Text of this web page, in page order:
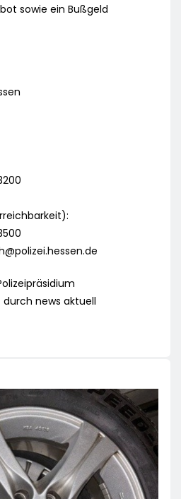
sowie ein Bußgeld
news aktuell